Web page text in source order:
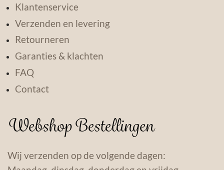
Klantenservice
Verzenden en levering
Retourneren
Garanties & klachten
FAQ
Contact
Webshop Bestellingen
Wij verzenden op de volgende dagen: